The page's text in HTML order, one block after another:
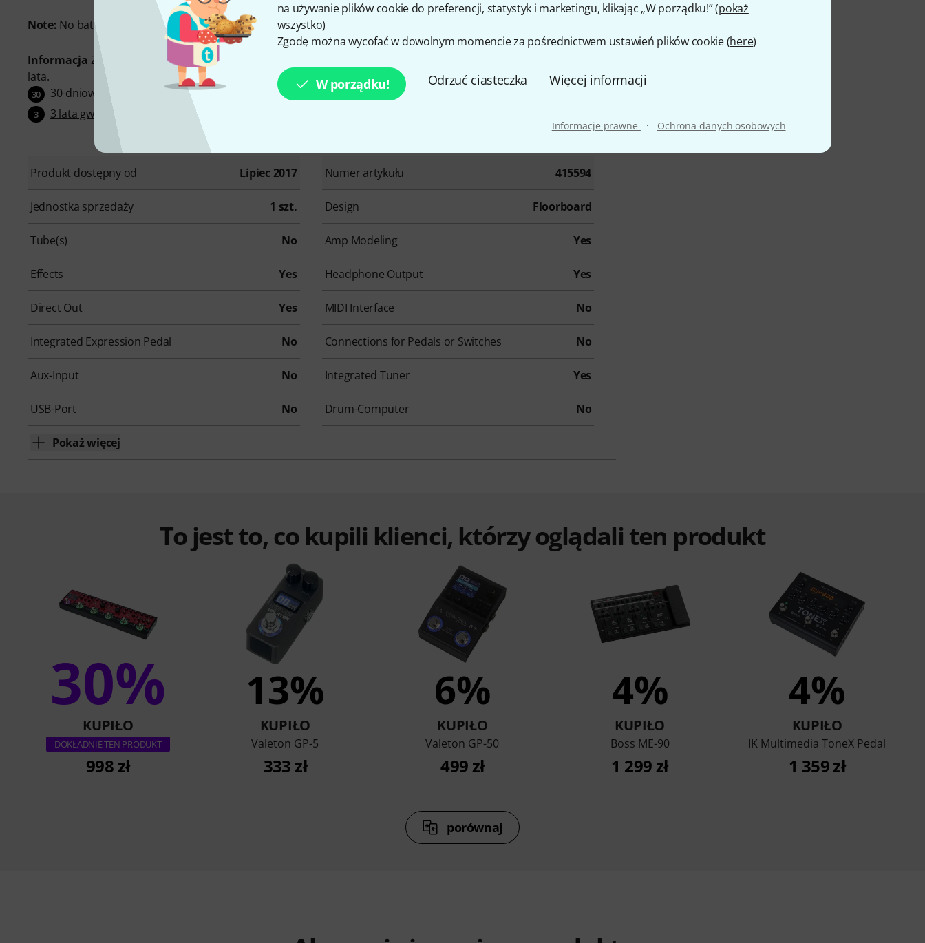
na używanie plików cookie do preferencji, statystyk i marketingu, klikając „W porządku!” (pokaż
wszystko)
Zgodę można wycofać w dowolnym momencie za pośrednictwem ustawień plików cookie (here)
W porządku! Odrzuć ciasteczka Więcej informacji
Informacje prawne · Ochrona danych osobowych
Note: No battery operation possible.
Informacja Zarejestruj swój produkt na shop.warwick.de/en/warranty-registration i przedłuż gwarancję na 4
lata.
30 30-dniowa gwarancja zwrotu pieniędzy
3 3 lata gwarancji Thomann
Produkt dostępny od Lipiec 2017 Numer artykułu 415594
Jednostka sprzedaży 1 szt. Design Floorboard
Tube(s) No Amp Modeling Yes
Effects Yes Headphone Output Yes
Direct Out Yes MIDI Interface No
Integrated Expression Pedal No Connections for Pedals or Switches No
Aux-Input No Integrated Tuner Yes
USB-Port No Drum-Computer No
Pokaż więcej
To jest to, co kupili klienci, którzy oglądali ten produkt
30%
KUPIŁO
DOKŁADNIE TEN PRODUKT
998 zł
13%
KUPIŁO
Valeton GP-5
333 zł
6%
KUPIŁO
Valeton GP-50
499 zł
4%
KUPIŁO
Boss ME-90
1 299 zł
4%
KUPIŁO
IK Multimedia ToneX Pedal
1 359 zł
porównaj